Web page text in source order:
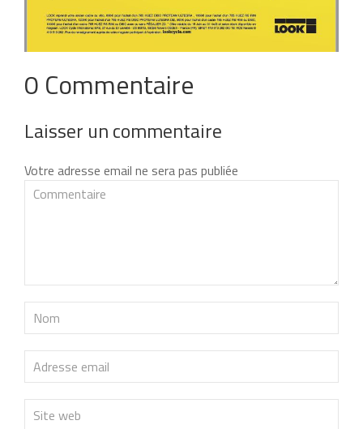
0 Commentaire
Laisser un commentaire
Votre adresse email ne sera pas publiée